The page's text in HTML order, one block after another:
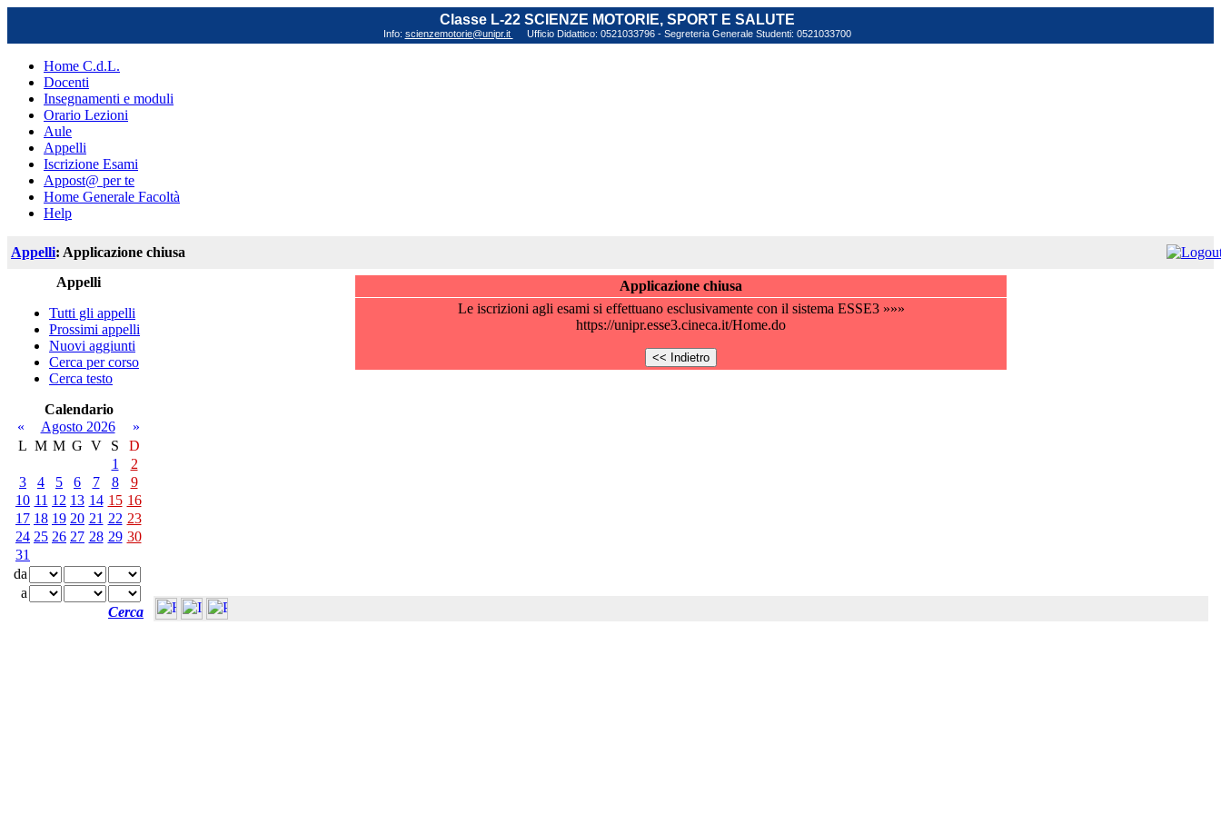
Classe L-22 SCIENZE MOTORIE, SPORT E SALUTE
Info: scienzemotorie@unipr.it Ufficio Didattico: 0521033796 - Segreteria Generale Studenti: 0521033700
Home C.d.L.
Docenti
Insegnamenti e moduli
Orario Lezioni
Aule
Appelli
Iscrizione Esami
Appost@ per te
Home Generale Facoltà
Help
Appelli: Applicazione chiusa
Appelli
Tutti gli appelli
Prossimi appelli
Nuovi aggiunti
Cerca per corso
Cerca testo
Calendario
«
Agosto 2026
»
L M M G V S
D
1
2
3
4 5 6 7 8
9
10 11 12 13 14 15 16
17 18 19 20 21 22 23
24 25 26 27 28 29 30
31
da
a
Cerca
Applicazione chiusa
Le iscrizioni agli esami si effettuano esclusivamente con il sistema ESSE3 »»»
https://unipr.esse3.cineca.it/Home.do